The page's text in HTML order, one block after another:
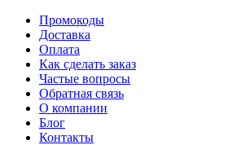
Промокоды
Доставка
Оплата
Как сделать заказ
Частые вопросы
Обратная связь
О компании
Блог
Контакты